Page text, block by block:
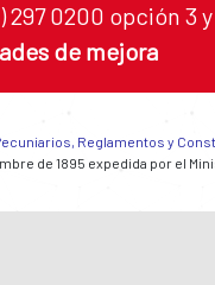
0200 opción 3
de mejora
Reglamentos y
de 1895 expedida por el